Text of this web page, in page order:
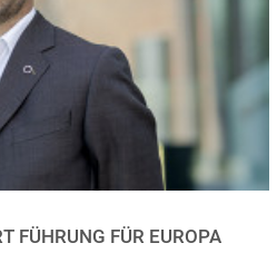
FÜHRUNG FÜR EUROPA